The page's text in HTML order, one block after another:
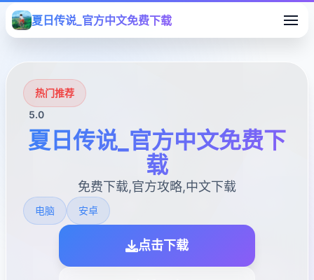
夏日传说_官方中文免费下载
热门推荐
5.0
夏日传说_官方中文免费下
载
免费下载,官方攻略,中文下载
电脑 安卓
点击下载